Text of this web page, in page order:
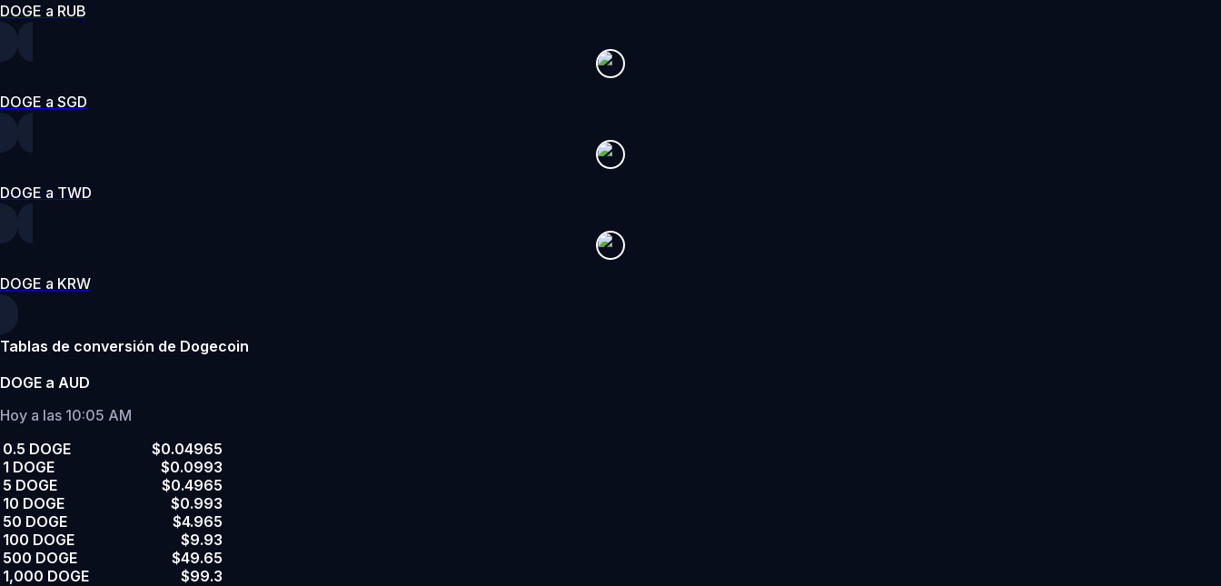
DOGE a RUB
DOGE a SGD
DOGE a TWD
DOGE a KRW
Tablas de conversión de Dogecoin
DOGE a AUD
Hoy a las 10:05 AM
0.5 DOGE
$0.04965
1 DOGE
$0.0993
5 DOGE
$0.4965
10 DOGE
$0.993
50 DOGE
$4.965
100 DOGE
$9.93
500 DOGE
$49.65
1,000 DOGE
$99.3